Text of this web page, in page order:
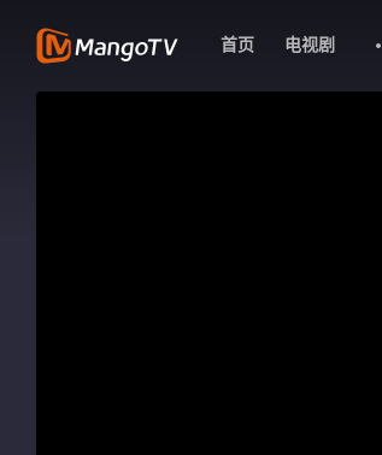
首页 电视剧